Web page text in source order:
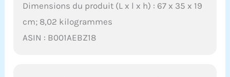
Dimensions du produit (L x l x h) : 67 x 35 x 19
cm; 8,02 kilogrammes
ASIN : B001AEBZ18